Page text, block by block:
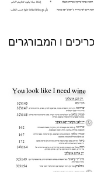
כריכים ו המבורגרים